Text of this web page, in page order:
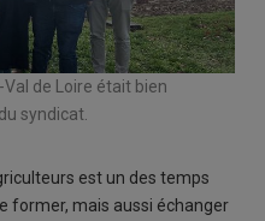
de Loire était bien
syndicat.
est un des temps
former, mais aussi échanger